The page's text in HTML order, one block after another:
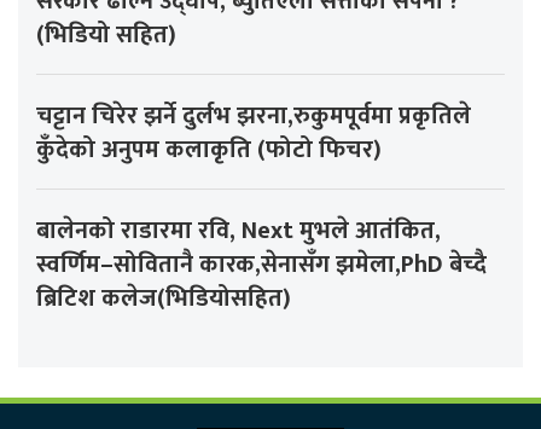
(भिडियो सहित)
चट्टान चिरेर झर्ने दुर्लभ झरना,रुकुमपूर्वमा प्रकृतिले
कुँदेको अनुपम कलाकृति (फोटो फिचर)
बालेनको राडारमा रवि, Next मुभले आतंकित,
स्वर्णिम–सोवितानै कारक,सेनासँग झमेला,PhD बेच्दै
ब्रिटिश कलेज(भिडियोसहित)